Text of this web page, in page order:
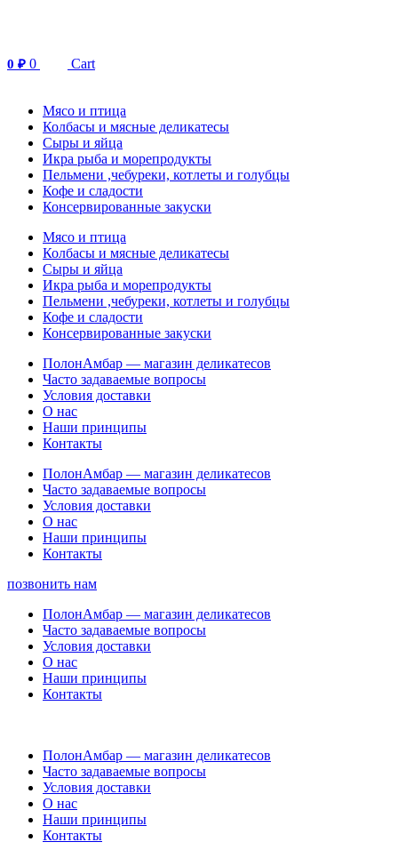
0 ₽ 0 Cart
Мясо и птица
Колбасы и мясные деликатесы
Сыры и яйца
Икра рыба и морепродукты
Пельмени ,чебуреки, котлеты и голубцы
Кофе и сладости
Консервированные закуски
Мясо и птица
Колбасы и мясные деликатесы
Сыры и яйца
Икра рыба и морепродукты
Пельмени ,чебуреки, котлеты и голубцы
Кофе и сладости
Консервированные закуски
ПолонАмбар — магазин деликатесов
Часто задаваемые вопросы
Условия доставки
О нас
Наши принципы
Контакты
ПолонАмбар — магазин деликатесов
Часто задаваемые вопросы
Условия доставки
О нас
Наши принципы
Контакты
позвонить нам
ПолонАмбар — магазин деликатесов
Часто задаваемые вопросы
Условия доставки
О нас
Наши принципы
Контакты
ПолонАмбар — магазин деликатесов
Часто задаваемые вопросы
Условия доставки
О нас
Наши принципы
Контакты